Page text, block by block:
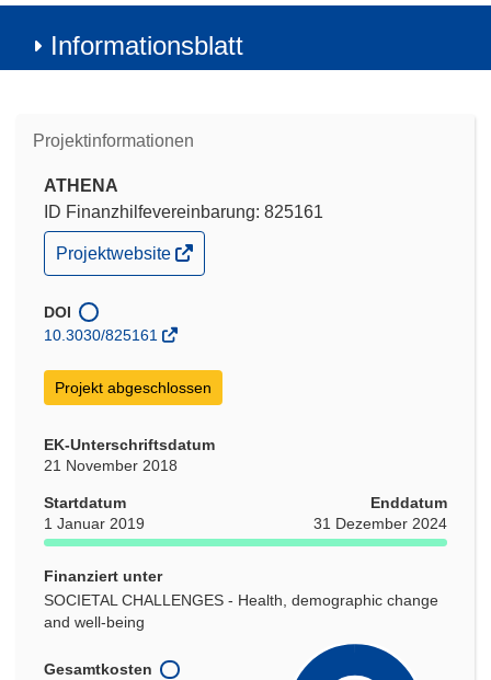
Informationsblatt
Projektinformationen
ATHENA
ID Finanzhilfevereinbarung: 825161
(öffnet
in
Fenster)
Projektwebsite
DOI
10.3030/825161
Projekt abgeschlossen
EK-Unterschriftsdatum
21 November 2018
Startdatum
1 Januar 2019
Enddatum
31 Dezember 2024
Finanziert unter
SOCIETAL CHALLENGES - Health, demographic change
and well-being
Gesamtkosten